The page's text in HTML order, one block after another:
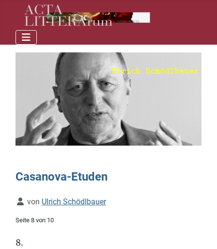
Casanova-Etuden
Details
von Ulrich Schödlbauer
Seite 8 von 10
8.